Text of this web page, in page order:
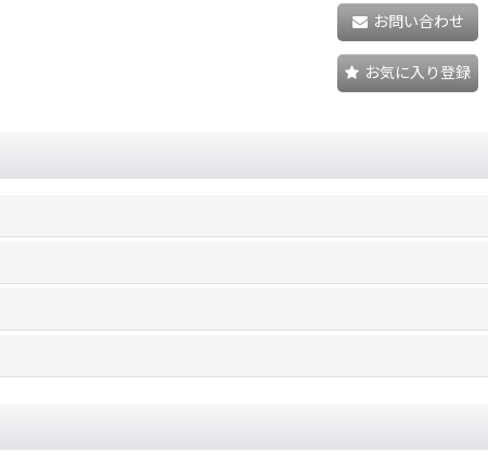
お問い合わせ
お気に入り登録